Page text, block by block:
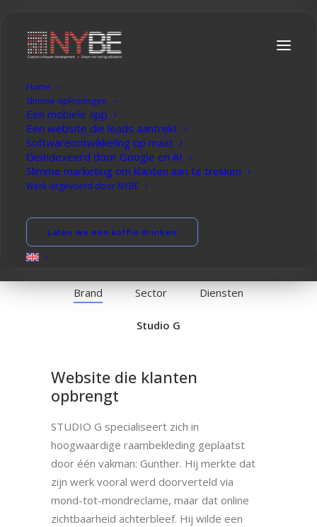
Home
Slimme oplossingen
Een mobiele app
Een website die leads aantrekt
Softwareontwikkeling op maat
Geïndexeerd door Google en AI
Slimme marketing om klanten aan te trekken
Werk uitgevoerd door NYBE
Laten we een koffie drinken
Websit e
klanten aan te
Brand Sector Diensten
Studio G
Website die klanten
opbrengt
STUDIO G specialiseert zich in
hoogwaardige raambekleding geplaatst
door één vakman: Gunther. Hij merkte dat
zijn werk vooral werd doorverteld via
mond-tot-mondreclame, maar dat online
zichtbaarheid achterbleef. Hij wilde een